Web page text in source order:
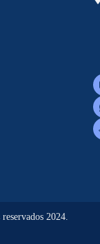
2024.